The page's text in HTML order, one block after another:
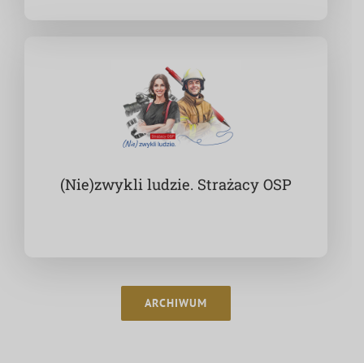
(Nie)zwykli ludzie. Strażacy OSP
ARCHIWUM